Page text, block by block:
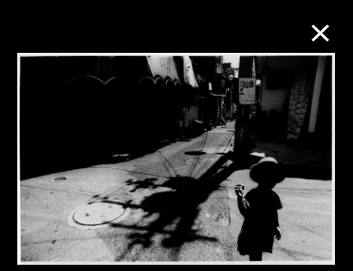
M+藏品
搜索
關於M+藏品